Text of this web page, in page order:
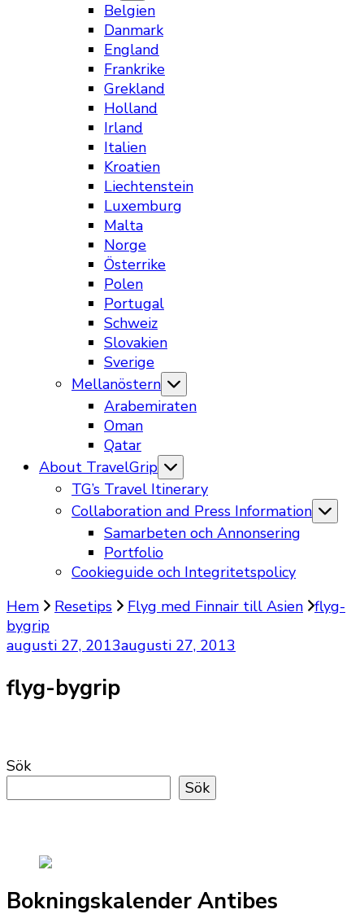
Belgien
Danmark
England
Frankrike
Grekland
Holland
Irland
Italien
Kroatien
Liechtenstein
Luxemburg
Malta
Norge
Österrike
Polen
Portugal
Schweiz
Slovakien
Sverige
Mellanöstern
Arabemiraten
Oman
Qatar
About TravelGrip
TG’s Travel Itinerary
Collaboration and Press Information
Samarbeten och Annonsering
Portfolio
Cookieguide och Integritetspolicy
Hem
Resetips Flyg med Finnair till Asien flyg-
bygrip
augusti 27, 2013augusti 27, 2013
flyg-bygrip
Sök
Sök
Bokningskalender Antibes